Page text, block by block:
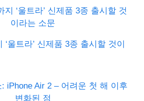
‘울트라’ 신제품 3종 출시할 것이